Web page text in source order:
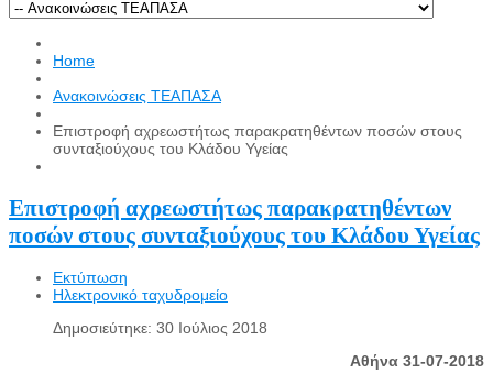
Home
Ανακοινώσεις ΤΕΑΠΑΣΑ
Επιστροφή αχρεωστήτως παρακρατηθέντων ποσών στους
συνταξιούχους του Κλάδου Υγείας
Επιστροφή αχρεωστήτως παρακρατηθέντων
ποσών στους συνταξιούχους του Κλάδου Υγείας
Εκτύπωση
Ηλεκτρονικό ταχυδρομείο
Δημοσιεύτηκε: 30 Ιούλιος 2018
Αθήνα 31-07-2018